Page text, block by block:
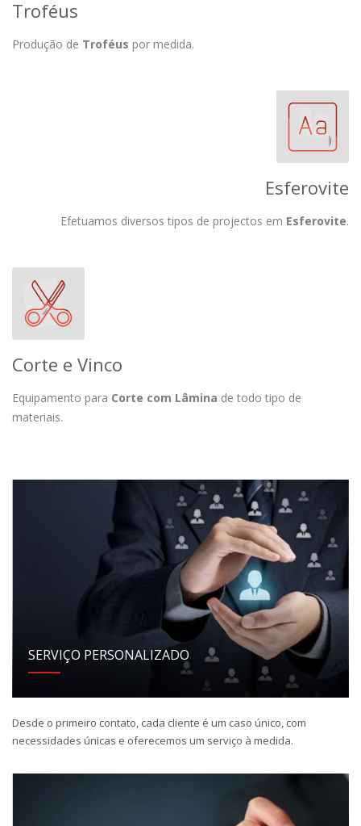
Troféus
Produção de Troféus por medida.
Esferovite
Efetuamos diversos tipos de projectos em Esferovite.
Corte e Vinco
Equipamento para Corte com Lâmina de todo tipo de
materiais.
SERVIÇO PERSONALIZADO
Desde o primeiro contato, cada cliente é um caso único, com
necessidades únicas e oferecemos um serviço à medida.